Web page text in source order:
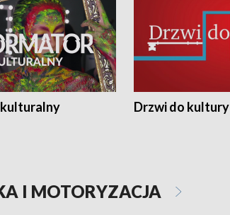
Drzwi do kultury
I MOTORYZACJA